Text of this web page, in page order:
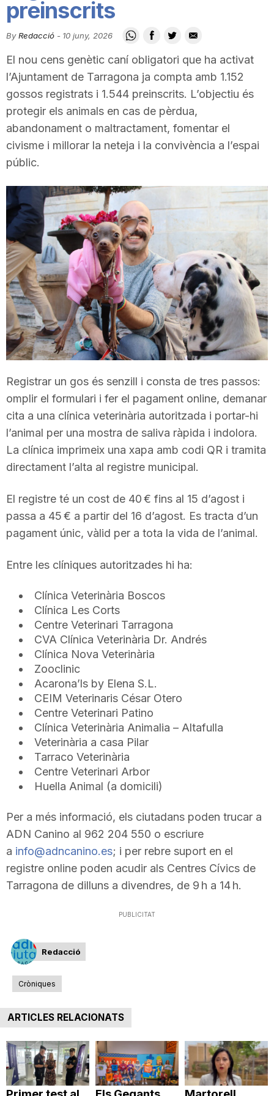
i
t
a
t
d
e
T
a
r
o
n
a
preinscrits
By Redacció - 10 juny, 2026
El nou cens genètic caní obligatori que ha activat
l’Ajuntament de Tarragona ja compta amb 1.152
gossos registrats i 1.544 preinscrits. L’objectiu és
protegir els animals en cas de pèrdua,
abandonament o maltractament, fomentar el
civisme i millorar la neteja i la convivència a l’espai
públic.
Registrar un gos és senzill i consta de tres passos:
omplir el formulari i fer el pagament online, demanar
cita a una clínica veterinària autoritzada i portar-hi
l’animal per una mostra de saliva ràpida i indolora.
La clínica imprimeix una xapa amb codi QR i tramita
directament l’alta al registre municipal.
El registre té un cost de 40 € fins al 15 d’agost i
passa a 45 € a partir del 16 d’agost. Es tracta d’un
pagament únic, vàlid per a tota la vida de l’animal.
Entre les clíniques autoritzades hi ha:
Clínica Veterinària Boscos
Clínica Les Corts
Centre Veterinari Tarragona
CVA Clínica Veterinària Dr. Andrés
Clínica Nova Veterinària
Zooclinic
Acarona’ls by Elena S.L.
CEIM Veterinaris César Otero
Centre Veterinari Patino
Clínica Veterinària Animalia – Altafulla
Veterinària a casa Pilar
Tarraco Veterinària
Centre Veterinari Arbor
Huella Animal (a domicili)
Per a més informació, els ciutadans poden trucar a
ADN Canino al 962 204 550 o escriure
a info@adncanino.es; i per rebre suport en el
registre online poden acudir als Centres Cívics de
Tarragona de dilluns a divendres, de 9 h a 14 h.
PUBLICITAT
Redacció
Cròniques
ARTICLES RELACIONATS